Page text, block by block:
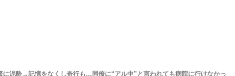
に泥酔→記憶をなくし奇行も…同僚に“アル中”と言われても病院に行けなかっ